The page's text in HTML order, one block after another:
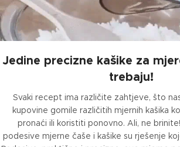
Jedine precizne kašike za
trebaju!
Svaki recept ima različite zahtjeve, što
kupovine gomile različitih mjernih kašika
pronaći ili koristiti ponovno. Ali, ne
podesive mjerne čaše i kašike su rješenje